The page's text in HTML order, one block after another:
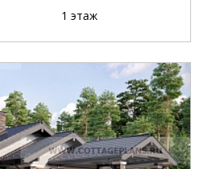
1 этаж